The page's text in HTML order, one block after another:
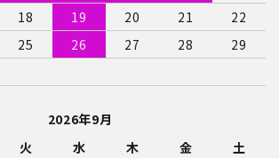
18 19 20 21
22
25 26 27 28
29
2026年9月
火 水 木 金
土